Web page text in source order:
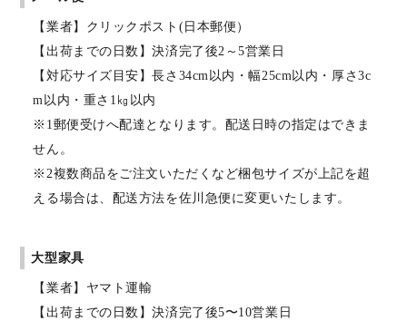
【業者】クリックポスト(日本郵便）
【出荷までの日数】決済完了後2～5営業日
【対応サイズ目安】長さ34cm以内・幅25cm以内・厚さ3c
m以内・重さ1㎏以内
※1郵便受けへ配達となります。配送日時の指定はできま
せん。
※2複数商品をご注文いただくなど梱包サイズが上記を超
える場合は、配送方法を佐川急便に変更いたします。
大型家具
【業者】ヤマト運輸
【出荷までの日数】決済完了後5〜10営業日